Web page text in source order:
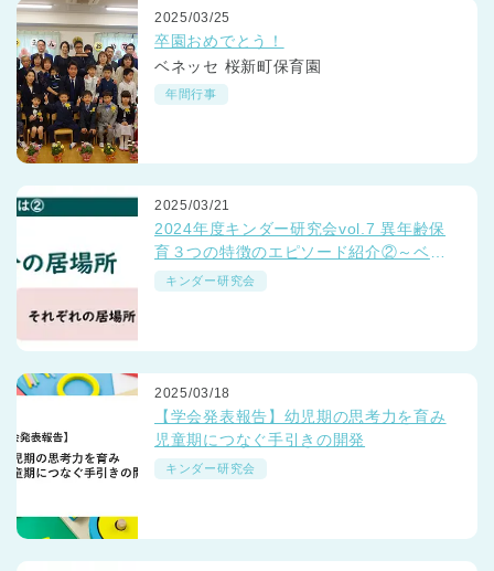
2025/03/25
卒園おめでとう！
ベネッセ 桜新町保育園
年間行事
2025/03/21
2024年度キンダー研究会vol.7 異年齢保
育３つの特徴のエピソード紹介②～ベネ
ッセの保育園「つながるミーティング」
キンダー研究会
2025/03/18
【学会発表報告】幼児期の思考力を育み
児童期につなぐ手引きの開発
キンダー研究会